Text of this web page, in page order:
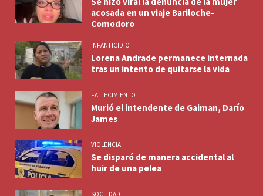
acosada en un viaje Bariloche-
Comodoro
INFANTICIDIO
Lorena Andrade permanece internada
tras un intento de quitarse la vida
FALLECIMIENTO
Murió el intendente de Gaiman, Darío
James
VIOLENCIA
Se disparó de manera accidental al
huir de una pelea
SOCIEDAD